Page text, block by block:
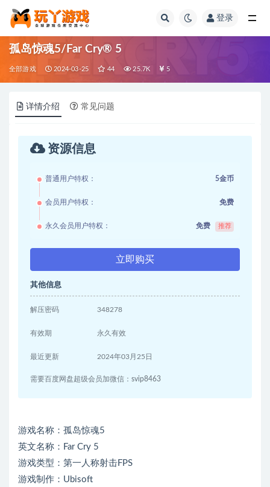
登录
孤岛惊魂5/Far Cry® 5
全部游戏 2024-03-25 44 25.7K 5
详情介绍 常见问题
资源信息
普通用户特权： 5金币
会员用户特权： 免费
永久会员用户特权： 免费 推荐
立即购买
其他信息
解压密码 348278
有效期 永久有效
最近更新 2024年03月25日
需要百度网盘超级会员加微信：svip8463
游戏名称：孤岛惊魂5
英文名称：Far Cry 5
游戏类型：第一人称射击FPS
游戏制作：Ubisoft